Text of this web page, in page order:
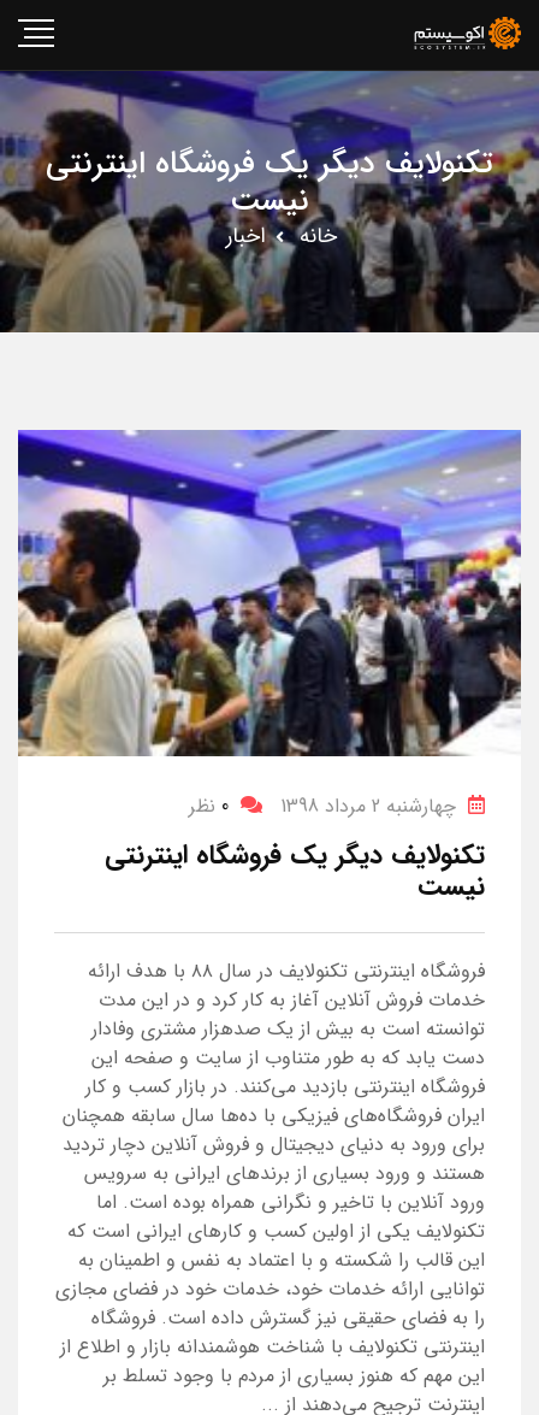
تکنولایف دیگر یک فروشگاه اینترنتی
نیست
خانه اخبار
چهارشنبه 2 مرداد 1398 0 نظر
تکنولایف دیگر یک فروشگاه اینترنتی
نیست
فروشگاه اینترنتی تکنولایف در سال ۸۸ با هدف ارائه
خدمات فروش آنلاین آغاز به کار کرد و در این مدت
توانسته است به بیش از یک صدهزار مشتری وفادار
دست یابد که به طور متناوب از سایت و صفحه این
فروشگاه اینترنتی بازدید می‌کنند. در بازار کسب و کار
ایران فروشگاه‌های فیزیکی با ده‌ها سال سابقه همچنان
برای ورود به دنیای دیجیتال و فروش آنلاین دچار تردید
هستند و ورود بسیاری از برندهای ایرانی به سرویس
ورود آنلاین با تاخیر و نگرانی همراه بوده است. اما
تکنولایف یکی از اولین کسب و کارهای ایرانی است که
این قالب را شکسته و با اعتماد به نفس و اطمینان به
توانایی ارائه خدمات خود، خدمات خود در فضای مجازی
را به فضای حقیقی نیز گسترش داده است. فروشگاه
اینترنتی تکنولایف با شناخت هوشمندانه بازار و اطلاع از
این مهم که هنوز بسیاری از مردم با وجود تسلط بر
اینترنت ترجیح می‌دهند از ...